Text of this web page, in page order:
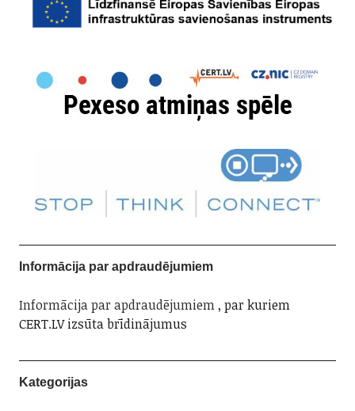
Informācija par apdraudējumiem
Informācija par apdraudējumiem, par kuriem
CERT.LV izsūta brīdinājumus
Kategorijas